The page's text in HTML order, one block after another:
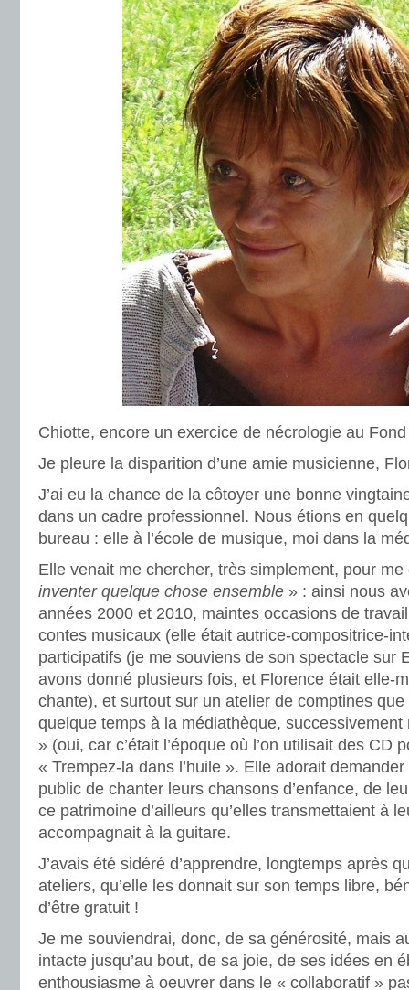
Chiotte, encore un exercice de nécrologie au
Je pleure la disparition d’une amie musicienne,
J’ai eu la chance de la côtoyer une bonne
dans un cadre professionnel. Nous étions en
bureau : elle à l’école de musique, moi dans la
Elle venait me chercher, très simplement, pour
inventer quelque chose ensemble » : ainsi nous
années 2000 et 2010, maintes occasions de
contes musicaux (elle était autrice-compositrice-
participatifs (je me souviens de son spectacle sur
avons donné plusieurs fois, et Florence était elle-
chante), et surtout sur un atelier de comptines
quelque temps à la médiathèque,
» (oui, car c’était l’époque où l’on utilisait des
« Trempez-la dans l’huile ». Elle adorait
public de chanter leurs chansons d’enfance, de
ce patrimoine d’ailleurs qu’elles transmettaient à
accompagnait à la guitare.
J’avais été sidéré d’apprendre, longtemps après
ateliers, qu’elle les donnait sur son temps libre,
d’être gratuit !
Je me souviendrai, donc, de sa générosité, mais
intacte jusqu’au bout, de sa joie, de ses idées en
enthousiasme à oeuvrer dans le « collaboratif »